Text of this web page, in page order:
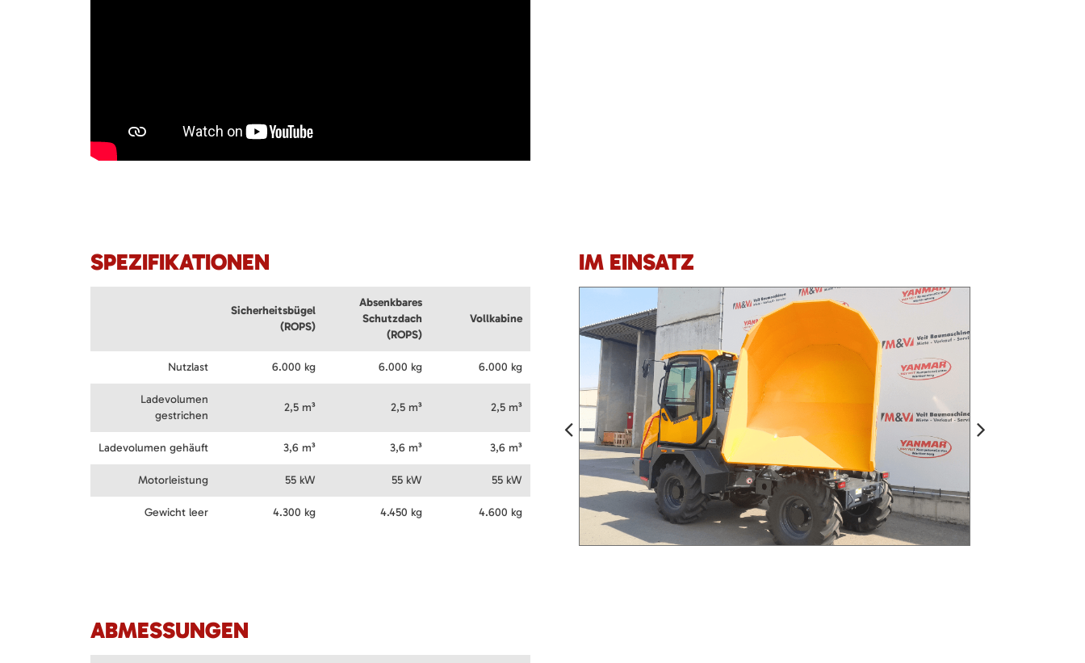
SPEZIFIKATIONEN
Sicherheitsbügel
(ROPS)
Absenkbares
Schutzdach
(ROPS)
Vollkabine
Nutzlast 6.000 kg 6.000 kg 6.000 kg
Ladevolumen
gestrichen
2,5 m³ 2,5 m³ 2,5 m³
Ladevolumen gehäuft 3,6 m³ 3,6 m³ 3,6 m³
Motorleistung 55 kW 55 kW 55 kW
Gewicht leer 4.300 kg 4.450 kg 4.600 kg
IM EINSATZ
ABMESSUNGEN